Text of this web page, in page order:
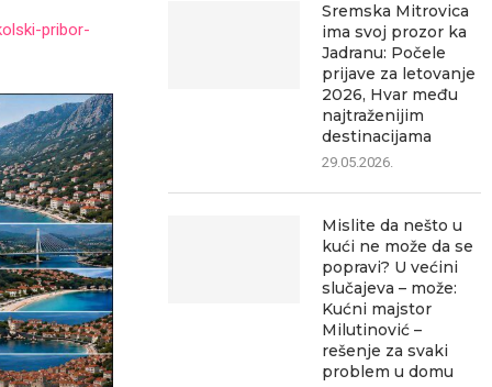
pribor-
Sremska Mitrovica
ima svoj prozor ka
Jadranu: Počele
prijave za letovanje
2026, Hvar među
najtraženijim
destinacijama
29.05.2026.
Mislite da nešto u
kući ne može da se
popravi? U većini
slučajeva – može:
Kućni majstor
Milutinović –
rešenje za svaki
problem u domu